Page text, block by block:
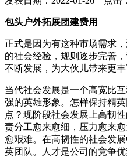
包头户外拓展团建费用
正式是因为有这种市场需求
的社会经验，规则逐步完善
不断发展，为大伙儿带来更丰
当代社会发展是一个高宽比
强的英雄形象。怎样保持精
点？现阶段社会发展上高韧
责分工愈来愈细，压力愈来
愈艰难。在高韧性的社会发
英团队。人才是公司的竞争